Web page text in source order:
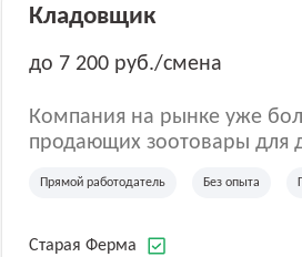
Кладовщик
до 7 200 руб./смена
Компания на рынке уже
продающих зоотовары
крупнейших
товаров по всей
Прямой работодатель Без опыта
Старая Ферма